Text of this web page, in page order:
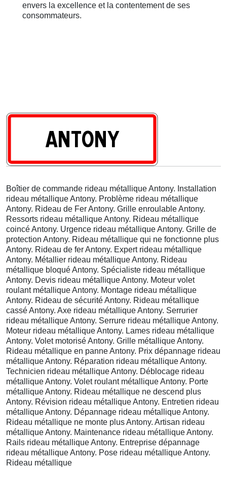
envers la excellence et la contentement de ses
consommateurs.
Boîtier de commande rideau métallique Antony. Installation
rideau métallique Antony. Problème rideau métallique
Antony. Rideau de Fer Antony. Grille enroulable Antony.
Ressorts rideau métallique Antony. Rideau métallique
coincé Antony. Urgence rideau métallique Antony. Grille de
protection Antony. Rideau métallique qui ne fonctionne plus
Antony. Rideau de fer Antony. Expert rideau métallique
Antony. Métallier rideau métallique Antony. Rideau
métallique bloqué Antony. Spécialiste rideau métallique
Antony. Devis rideau métallique Antony. Moteur volet
roulant métallique Antony. Montage rideau métallique
Antony. Rideau de sécurité Antony. Rideau métallique
cassé Antony. Axe rideau métallique Antony. Serrurier
rideau métallique Antony. Serrure rideau métallique Antony.
Moteur rideau métallique Antony. Lames rideau métallique
Antony. Volet motorisé Antony. Grille métallique Antony.
Rideau métallique en panne Antony. Prix dépannage rideau
métallique Antony. Réparation rideau métallique Antony.
Technicien rideau métallique Antony. Déblocage rideau
métallique Antony. Volet roulant métallique Antony. Porte
métallique Antony. Rideau métallique ne descend plus
Antony. Révision rideau métallique Antony. Entretien rideau
métallique Antony. Dépannage rideau métallique Antony.
Rideau métallique ne monte plus Antony. Artisan rideau
métallique Antony. Maintenance rideau métallique Antony.
Rails rideau métallique Antony. Entreprise dépannage
rideau métallique Antony. Pose rideau métallique Antony.
Rideau métallique